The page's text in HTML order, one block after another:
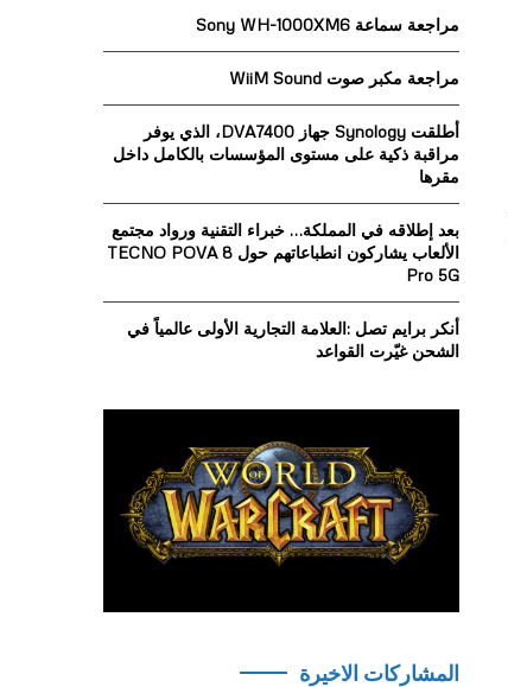
f
r
:
مراجعة سماعة Sony WH-1000XM6
مراجعة مكبر صوت WiiM Sound
أطلقت Synology جهاز DVA7400، الذي يوفر
مراقبة ذكية على مستوى المؤسسات بالكامل داخل
مقرها
بعد إطلاقه في المملكة… خبراء التقنية ورواد مجتمع
الألعاب يشاركون انطباعاتهم حول TECNO POVA 8
Pro 5G
أنكر برايم تصل :العلامة التجارية الأولى عالمياً في
الشحن غيّرت القواعد
المشاركات الاخيرة